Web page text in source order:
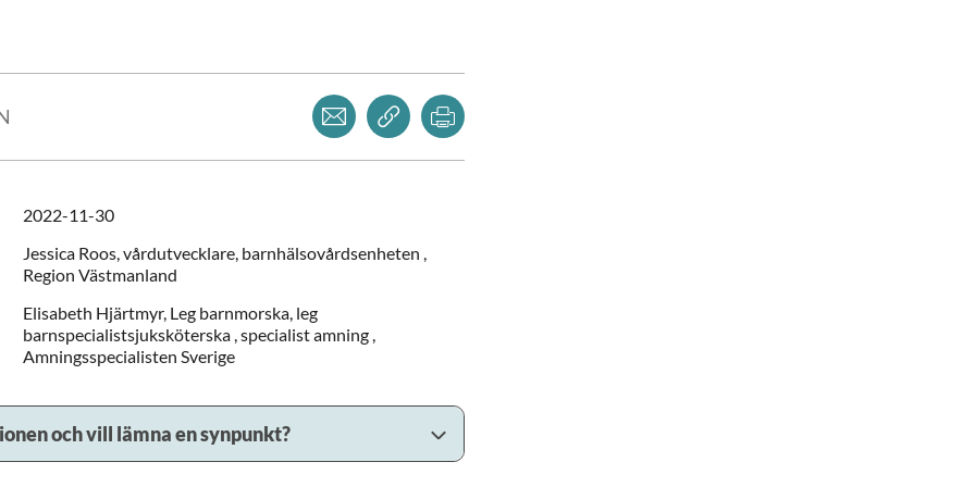
Västra Götaland
Örebro län
Dela via mejlKopiera länk
2022-11-30
Jessica Roos,vårdutvecklare, barnhälsovårdsenheten ,
Region Västmanland
Elisabeth Hjärtmyr, Leg barnmorska, leg
barnspecialistsjuksköterska , specialist amning ,
Amningsspecialisten Sverige
och vill lämna en synpunkt?